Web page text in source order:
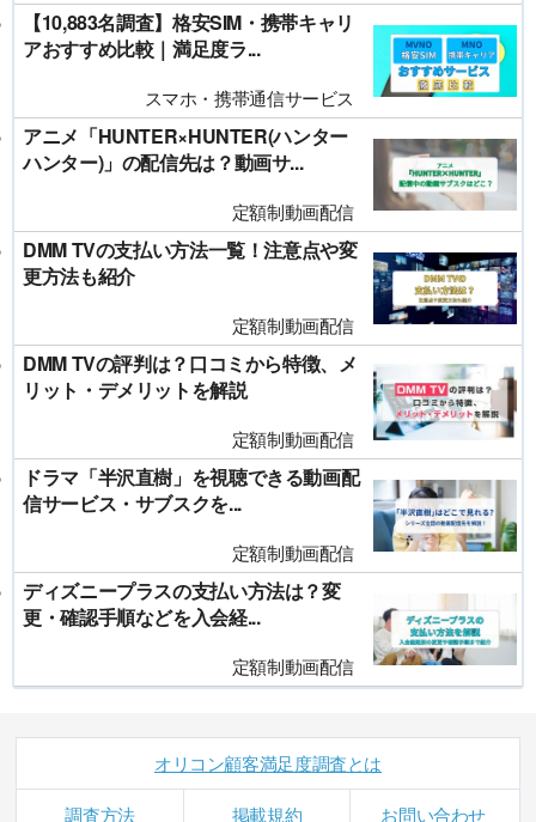
【10,883名調査】格安SIM・携帯キャリ
アおすすめ比較｜満足度ラ...
スマホ・携帯通信サービス
アニメ「HUNTER×HUNTER(ハンター
ハンター)」の配信先は？動画サ...
定額制動画配信
DMM TVの支払い方法一覧！注意点や変
更方法も紹介
定額制動画配信
DMM TVの評判は？口コミから特徴、メ
リット・デメリットを解説
定額制動画配信
ドラマ「半沢直樹」を視聴できる動画配
信サービス・サブスクを...
定額制動画配信
ディズニープラスの支払い方法は？変
更・確認手順などを入会経...
定額制動画配信
オリコン顧客満足度調査とは
調査方法 掲載規約 お問い合わせ